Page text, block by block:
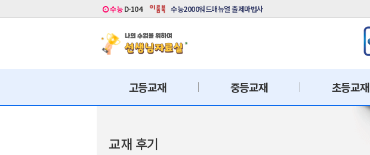
수능D-104 수능2000워드매뉴얼 출제마법사
고등교재 중등교재 초등교재
교재 후기